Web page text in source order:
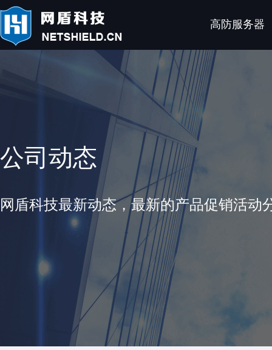
高防服务器
公司动态
网盾科技最新动态，最新的产品促销活